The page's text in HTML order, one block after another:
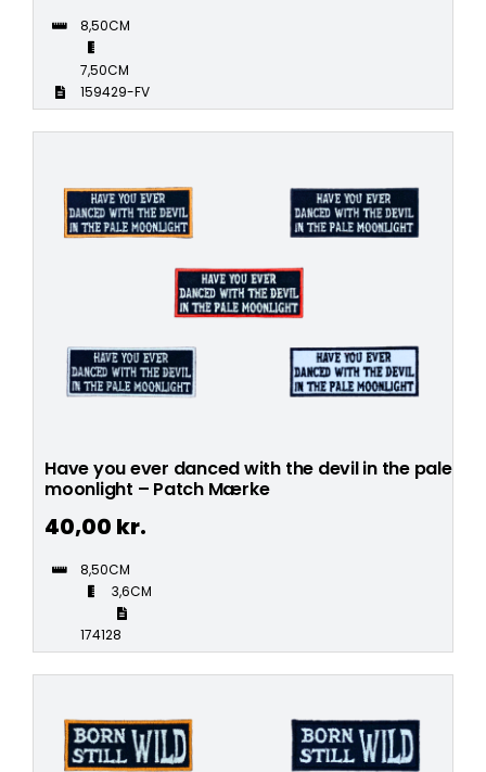
8,50CM
7,50CM
159429-FV
Have you ever danced with the devil in the pale
moonlight – Patch Mærke
40,00 kr.
8,50CM
3,6CM
174128